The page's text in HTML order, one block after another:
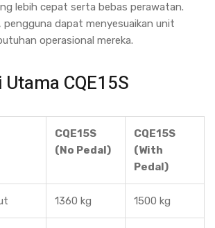
lebih cepat serta bebas perawatan.
pengguna dapat menyesuaikan unit
operasional mereka.
CQE15S
CQE15S
(No Pedal)
CQE15S
(With
Pedal)
1360 kg 1500 kg